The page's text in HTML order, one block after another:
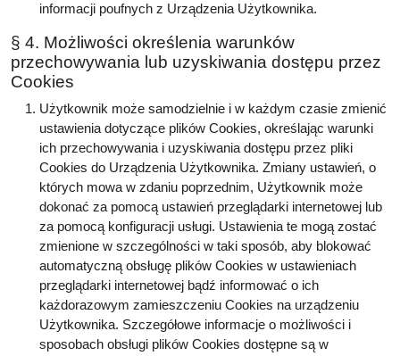
informacji poufnych z Urządzenia Użytkownika.
§ 4. Możliwości określenia warunków
przechowywania lub uzyskiwania dostępu przez
Cookies
Użytkownik może samodzielnie i w każdym czasie zmienić
ustawienia dotyczące plików Cookies, określając warunki
ich przechowywania i uzyskiwania dostępu przez pliki
Cookies do Urządzenia Użytkownika. Zmiany ustawień, o
których mowa w zdaniu poprzednim, Użytkownik może
dokonać za pomocą ustawień przeglądarki internetowej lub
za pomocą konfiguracji usługi. Ustawienia te mogą zostać
zmienione w szczególności w taki sposób, aby blokować
automatyczną obsługę plików Cookies w ustawieniach
przeglądarki internetowej bądź informować o ich
każdorazowym zamieszczeniu Cookies na urządzeniu
Użytkownika. Szczegółowe informacje o możliwości i
sposobach obsługi plików Cookies dostępne są w